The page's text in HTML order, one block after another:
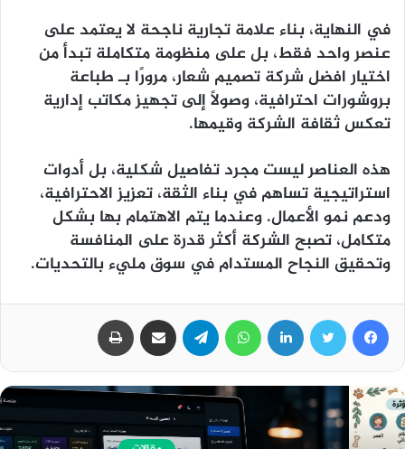
في النهاية، بناء علامة تجارية ناجحة لا يعتمد على
عنصر واحد فقط، بل على منظومة متكاملة تبدأ من
اختيارافضل شركة تصميم شعار، مرورًا بـطباعة
بروشورات احترافية، وصولًا إلىتجهيز مكاتب إدارية
تعكس ثقافة الشركة وقيمها.
هذه العناصر ليست مجرد تفاصيل شكلية، بل أدوات
استراتيجية تساهم في بناء الثقة، تعزيز الاحترافية،
ودعم نمو الأعمال. وعندما يتم الاهتمام بها بشكل
متكامل، تصبح الشركة أكثر قدرة على المنافسة
وتحقيق النجاح المستدام في سوق مليء بالتحديات.